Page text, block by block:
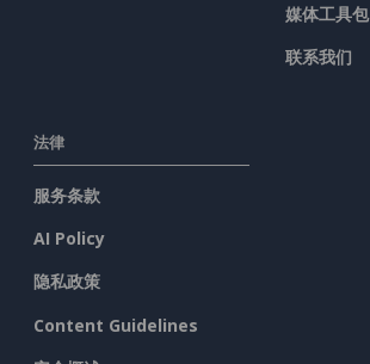
媒体工具包
联系我们
法律
服务条款
AI Policy
隐私政策
Content Guidelines